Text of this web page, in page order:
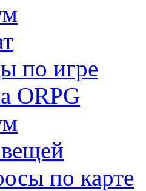
по игре
ORPG
по карте